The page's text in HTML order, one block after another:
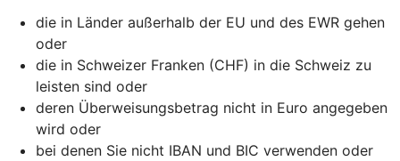
die in Länder außerhalb der EU und des EWR gehen
oder
die in Schweizer Franken (CHF) in die Schweiz zu
leisten sind oder
deren Überweisungsbetrag nicht in Euro angegeben
wird oder
bei denen Sie nicht IBAN und BIC verwenden oder